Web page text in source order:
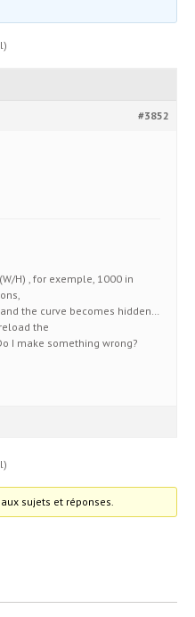
#3852
H) , for exemple, 1000 in
the curve becomes hidden…
the
I make something wrong?
sujets et réponses.